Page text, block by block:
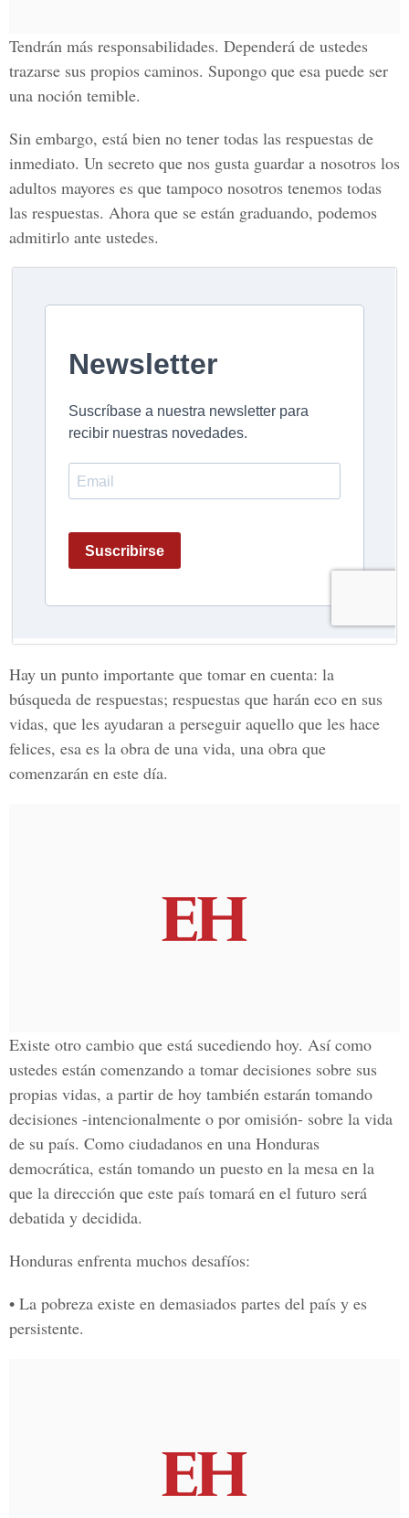
Tendrán más responsabilidades. Dependerá de ustedes
trazarse sus propios caminos. Supongo que esa puede ser
una noción temible.
Sin embargo, está bien no tener todas las respuestas de
inmediato. Un secreto que nos gusta guardar a nosotros los
adultos mayores es que tampoco nosotros tenemos todas
las respuestas. Ahora que se están graduando, podemos
admitirlo ante ustedes.
Hay un punto importante que tomar en cuenta: la
búsqueda de respuestas; respuestas que harán eco en sus
vidas, que les ayudaran a perseguir aquello que les hace
felices, esa es la obra de una vida, una obra que
comenzarán en este día.
Existe otro cambio que está sucediendo hoy. Así como
ustedes están comenzando a tomar decisiones sobre sus
propias vidas, a partir de hoy también estarán tomando
decisiones -intencionalmente o por omisión- sobre la vida
de su país. Como ciudadanos en una Honduras
democrática, están tomando un puesto en la mesa en la
que la dirección que este país tomará en el futuro será
debatida y decidida.
Honduras enfrenta muchos desafíos:
• La pobreza existe en demasiados partes del país y es
persistente.